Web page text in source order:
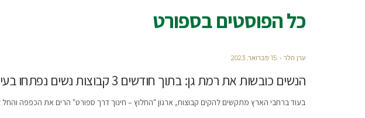
כל הפוסטים בספורט
ערן הלר 15 פברואר, 2023
הנשים כובשות את רמת גן: בתוך חודשים 3 קבוצות נשים נפתחו בעיר!
בעוד ברחבי הארץ מתקשים להקים קבוצות, ארגון "החלוץ – חינוך דרך ספורט" הרים את הכפפה